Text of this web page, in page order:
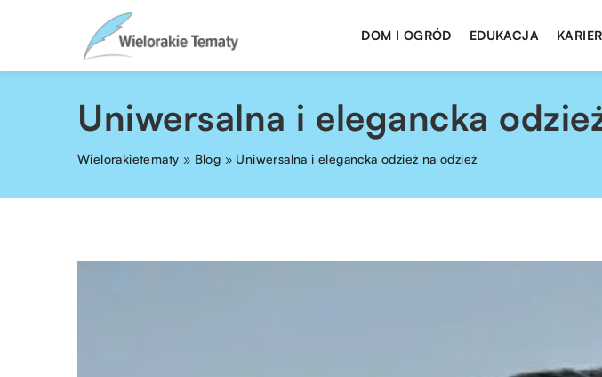
DOM I OGRÓD EDUKACJA
Uniwersalna i elegancka
Wielorakietematy » Blog » Uniwersalna i elegancka odzież na odzież